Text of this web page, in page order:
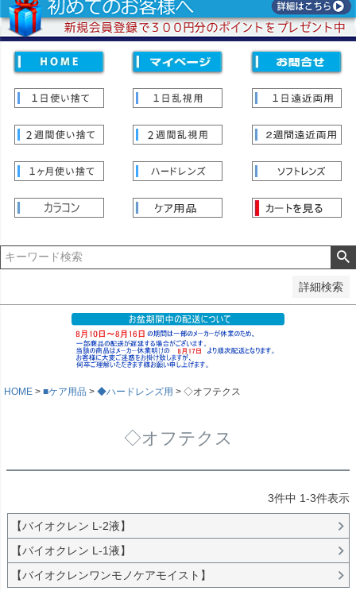
詳細検索
価格
〜
並び順
登録順
価格が高い順
レビュー順
キーワードヒット順
HOME ■ケア用品 ◆ハードレンズ用 ◇オフテクス
◇オフテクス
3件中 1-3件表示
【バイオクレン L-2液】
【バイオクレン L-1液】
【バイオクレンワンモノケアモイスト】